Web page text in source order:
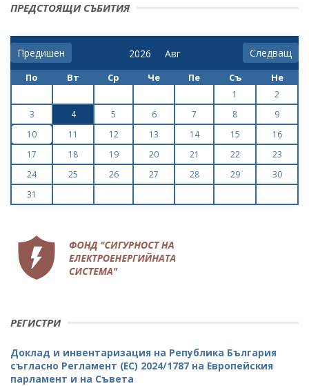
ПРЕДСТОЯЩИ СЪБИТИЯ
Предишен Следващ
По Вт Ср Че Пе Съ Не
1
2
3
4 5 6 7 8
9
10
11 12 13 14 15
16
17
18 19 20 21 22
23
24
25 26 27 28 29
30
31
РЕГИСТРИ
Доклад и инвентаризация на Република България
съгласно Регламент (ЕС) 2024/1787 на Европейския
парламент и на Съвета